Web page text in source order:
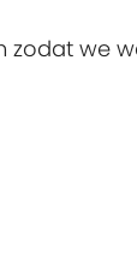
zodat we